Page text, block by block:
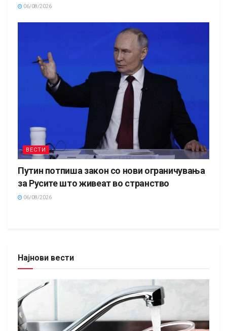
06/08/2026
ВЕСТИ
Путин потпиша закон со нови ограничувања
за Русите што живеат во странство
06/08/2026
Најнови вести